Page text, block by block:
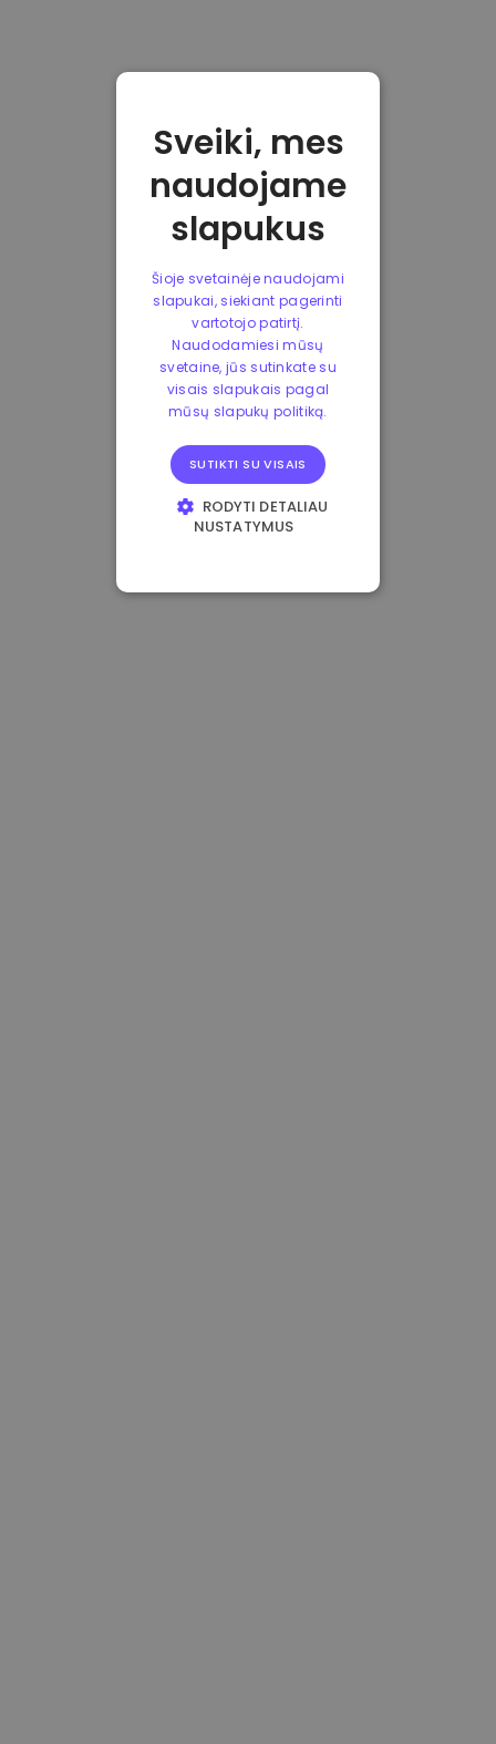
Sveiki, mes
naudojame
slapukus
Šioje svetainėje naudojami
slapukai, siekiant pagerinti
vartotojo patirtį.
Naudodamiesi mūsų
svetaine, jūs sutinkate su
visais slapukais pagal
mūsų slapukų politiką.
SUTIKTI SU VISAIS
RODYTI DETALIAU
NUSTATYMUS